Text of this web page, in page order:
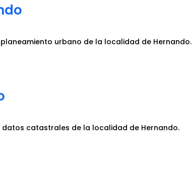
urbano de la localidad de Hernando.
catastrales de la localidad de Hernando.